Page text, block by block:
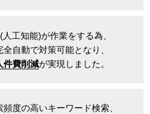
人工知能)が作業をする為、
全自動で対策可能となり、
件費削減が実現しました。
頻度の高いキーワード検索、